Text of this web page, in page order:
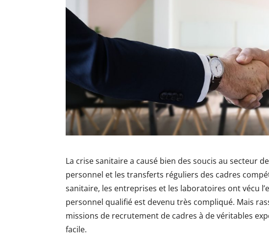
La crise sanitaire a causé bien des soucis au secteur
personnel et les transferts réguliers des cadres
sanitaire, les entreprises et les laboratoires ont vécu
personnel qualifié est devenu très compliqué. Mais
missions de recrutement de cadres à de véritables
facile.